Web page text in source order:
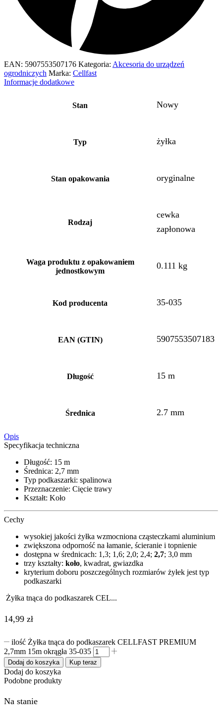
EAN: 5907553507176 Kategoria: Akcesoria do urządzeń
ogrodniczych Marka: Cellfast
Informacje dodatkowe
Stan Nowy
Typ żyłka
Stan opakowania oryginalne
Rodzaj
cewka
zapłonowa
Waga produktu z opakowaniem
jednostkowym
0.111 kg
Kod producenta 35-035
EAN (GTIN) 5907553507183
Długość 15 m
Średnica 2.7 mm
Opis
Specyfikacja techniczna
Długość: 15 m
Średnica: 2,7 mm
Typ podkaszarki: spalinowa
Przeznaczenie: Cięcie trawy
Kształt: Koło
Cechy
wysokiej jakości żyłka wzmocniona cząsteczkami aluminium
zwiększona odporność na łamanie, ścieranie i topnienie
dostępna w średnicach: 1,3; 1,6; 2,0; 2,4; 2,7; 3,0 mm
trzy kształty: koło, kwadrat, gwiazdka
kryterium doboru poszczególnych rozmiarów żyłek jest typ
podkaszarki
Żyłka tnąca do podkaszarek CEL...
14,99 zł
ilość Żyłka tnąca do podkaszarek CELLFAST PREMIUM
2,7mm 15m okrągła 35-035
Dodaj do koszyka Kup teraz
Dodaj do koszyka
Podobne produkty
Na stanie